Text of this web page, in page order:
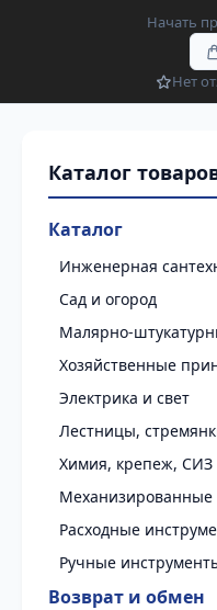
Начать
Нет
Каталог
Инженерная
Сад и огород
Малярно-
Хозяйственные
Электрика и свет
Лестницы,
Химия, крепеж, СИЗ
Механизированные
Расходные
Ручные
Возврат и обмен